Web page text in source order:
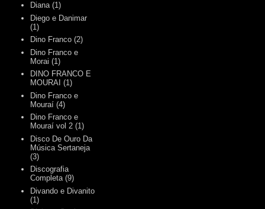
Diana (1)
Diego e Danimar
(1)
Dino Franco (2)
Dino Franco e
Morai (1)
DINO FRANCO E
MOURAI (1)
Dino Franco e
Mouraí (4)
Dino Franco e
Mouraí vol 2 (1)
Disco De Ouro Da
Música Sertaneja
(3)
Discografia
Completa (9)
Divando e Divanito
(1)